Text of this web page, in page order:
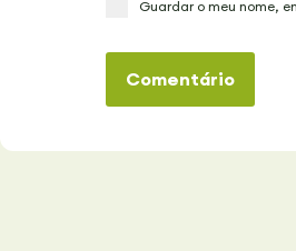
Guardar o meu nome,
Comentário